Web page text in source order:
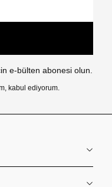
e-bülten abonesi olun.
kabul ediyorum.